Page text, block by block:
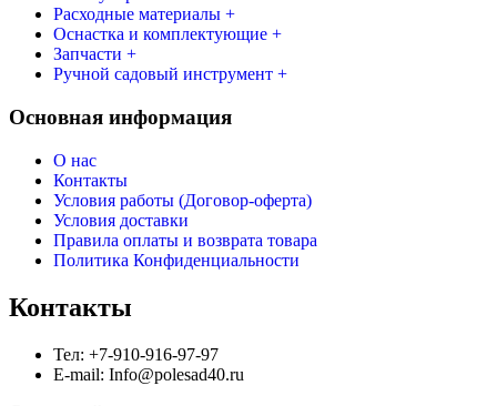
Расходные материалы +
Оснастка и комплектующие +
Запчасти +
Ручной садовый инструмент +
Основная информация
О нас
Контакты
Условия работы (Договор-оферта)
Условия доставки
Правила оплаты и возврата товара
Политика Конфиденциальности
Контакты
Тел: +7-910-916-97-97
E-mail: Info@polesad40.ru